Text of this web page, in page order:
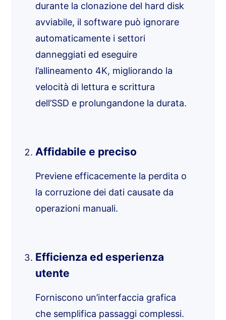
durante la clonazione del hard disk
avviabile, il software può ignorare
automaticamente i settori
danneggiati ed eseguire
l’allineamento 4K, migliorando la
velocità di lettura e scrittura
dell’SSD e prolungandone la durata.
Affidabile e preciso
Previene efficacemente la perdita o
la corruzione dei dati causate da
operazioni manuali.
Efficienza ed esperienza
utente
Forniscono un’interfaccia grafica
che semplifica passaggi complessi.